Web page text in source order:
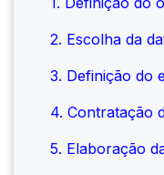
2. Escolha da
3. Definição do
4. Contratação
5. Elaboração